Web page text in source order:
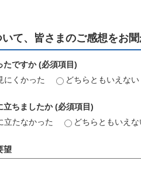
て、皆さまのご感想をお聞
たですか (必須項目)
にくかった どちらともいえない
立ちましたか (必須項目)
立たなかった どちらともいえな
望